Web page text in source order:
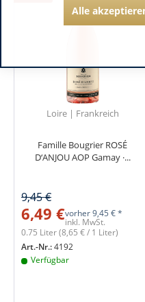
Loire | Frankreich
Famille Bougrier ROSÉ
D‘ANJOU AOP Gamay ·...
9,45 €
6,49 €vorher9,45 € *
inkl. MwSt.
0.75 Liter(8,65 € / 1 Liter)
Art.-Nr.:4192
Verfügbar
Alle